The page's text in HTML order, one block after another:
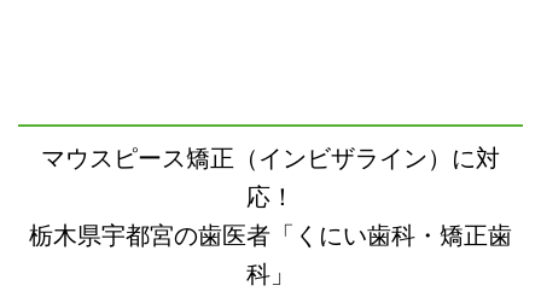
マウスピース矯正（インビザライン）に対
応！
栃木県宇都宮の歯医者「くにい歯科・矯正歯
科」